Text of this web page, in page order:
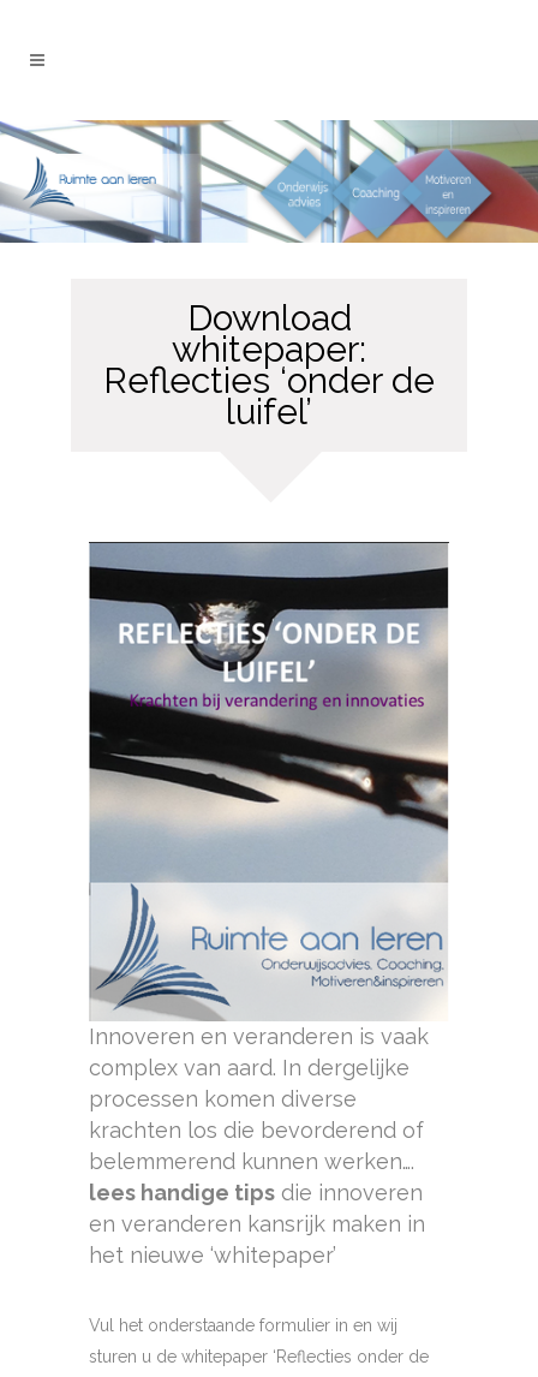
Download
whitepaper:
Reflecties ‘onder de
luifel’
Innoveren en veranderen is vaak
complex van aard. In dergelijke
processen komen diverse
krachten los die bevorderend of
belemmerend kunnen werken….
lees handige tips die innoveren
en veranderen kansrijk maken in
het nieuwe ‘whitepaper’
Vul het onderstaande formulier in en wij
sturen u de whitepaper ‘Reflecties onder de